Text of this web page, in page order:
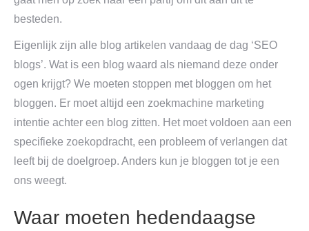
besteden.
Eigenlijk zijn alle blog artikelen vandaag de dag ‘SEO
blogs’. Wat is een blog waard als niemand deze onder
ogen krijgt? We moeten stoppen met bloggen om het
bloggen. Er moet altijd een zoekmachine marketing
intentie achter een blog zitten. Het moet voldoen aan een
specifieke zoekopdracht, een probleem of verlangen dat
leeft bij de doelgroep. Anders kun je bloggen tot je een
ons weegt.
Waar moeten hedendaagse